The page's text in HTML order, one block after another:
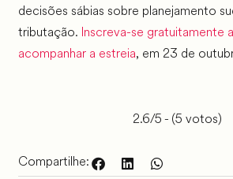
decisões sábias sobre planejamento
tributação. Inscreva-se gratuitamente
acompanhar a estreia, em 23 de
2.6/5 - (5 votos)
Compartilhe: